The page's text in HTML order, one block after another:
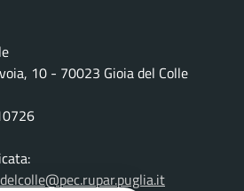
10 - 70023 Gioia del Colle